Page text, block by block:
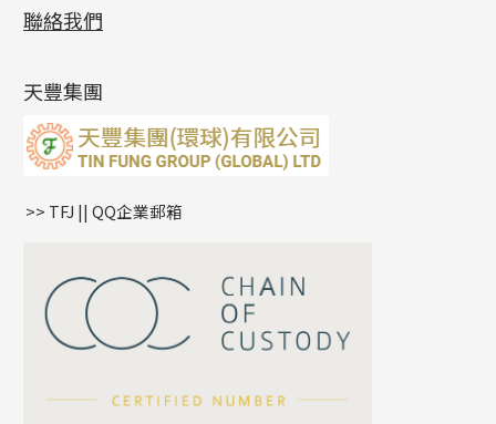
側身鏈系列
雙十字鏈系列
水波鏈系列
蛇骨鏈系列
鏈尾系列
嘴唇鏈系列
S車花鏈系列
珍珠鏈系列
坦克鏈系列
滿天星鏈系列
方假繩鏈系列
美拍系列
耳環扣系列
耳綫/耳鈎系列
耳環爪頭
耳環
鴨俐制系列
字母吊墜
相盒吊墜
項鏈吊墜
生肖吊墜
星座吊墜
珠扣
空心車花管
無孔批花珠
鑲口手鏈系列
空心手鐲系列
記憶鈦手鐲
展覽會資訊
最新產品資訊
聯絡我們
天豐集團
>> TFJ || QQ企業郵箱